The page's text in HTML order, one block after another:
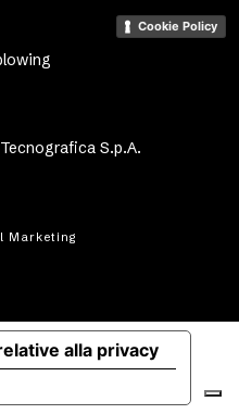
S.p.A.
Cookie Policy
Marketing
alla privacy